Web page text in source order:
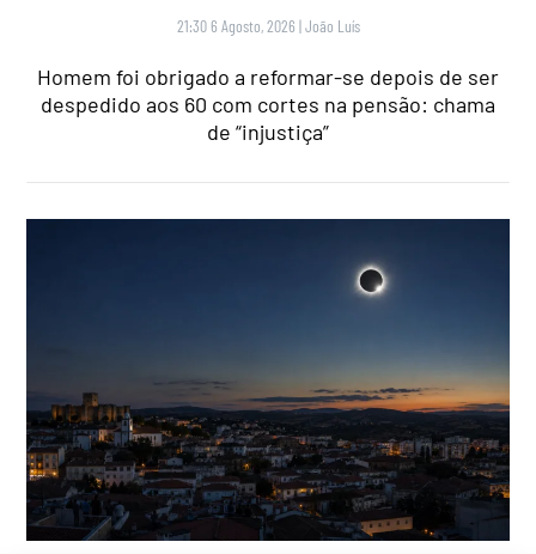
21:30 6 Agosto, 2026 |João Luís
Homem foi obrigado a reformar-se depois de ser
despedido aos 60 com cortes na pensão: chama
de “injustiça”